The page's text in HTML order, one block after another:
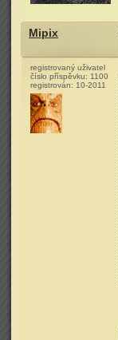
Mipix
registrovaný uživatel
číslo příspěvku: 1100
registrován: 10-2011